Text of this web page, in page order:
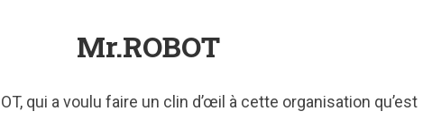
Mr.ROBOT
qui a voulu faire un clin d’œil à cette organisation qu’est